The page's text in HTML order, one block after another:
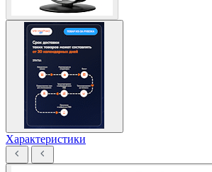
Характеристики